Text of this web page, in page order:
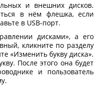
и внешних дисков.
в нём флешка, если
в USB-порт.
дисками», а его
кликните по разделу
«Изменить букву диска».
После этого она будет
и пользователь